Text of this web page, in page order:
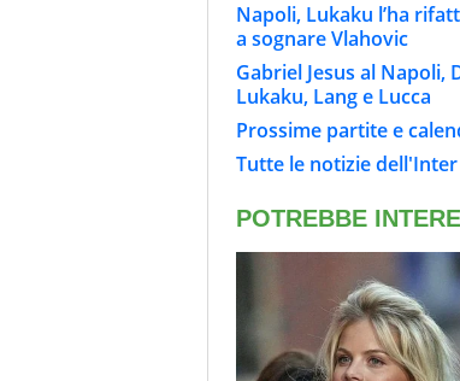
Napoli, Lukaku l’ha
a sognare Vlahovic
Gabriel Jesus al
Lukaku, Lang e Lucca
Prossime partite e
Tutte le notizie dell'Inter